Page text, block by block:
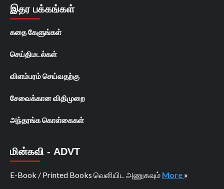
இதர பக்கங்கள்
கதை கேளுங்கள்
செய்திமடல்கள்
விளம்பரம் செய்வதற்கு
சேவைக்கான விதிமுறை
அந்தரங்க கொள்கைகள்
மின்கவி - ADVT
E-Book / Printed Books வெளியிட அணுகவும் More »